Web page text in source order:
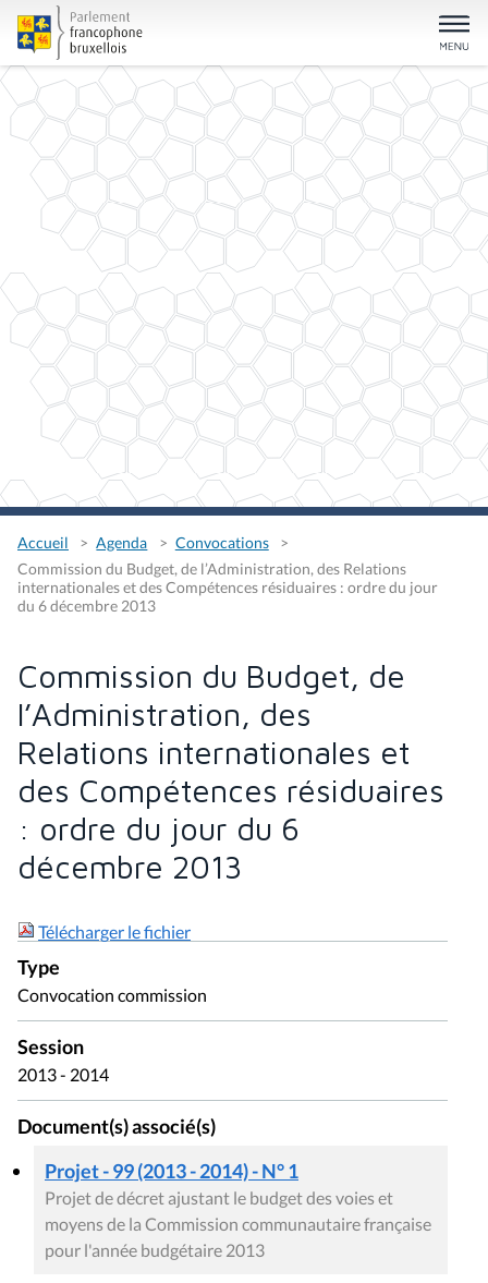
Accueil Agenda
Convocations
Commission du Budget, de l’Administration, des Relations
internationales et des Compétences résiduaires : ordre du jour
du 6 décembre 2013
Commission du Budget, de
l’Administration, des
Relations internationales et
des Compétences résiduaires
: ordre du jour du 6
décembre 2013
Télécharger le fichier
Type
Convocation commission
Session
2013 - 2014
Document(s) associé(s)
Projet - 99 (2013 - 2014) - N° 1
Projet de décret ajustant le budget des voies et
moyens de la Commission communautaire française
pour l'année budgétaire 2013